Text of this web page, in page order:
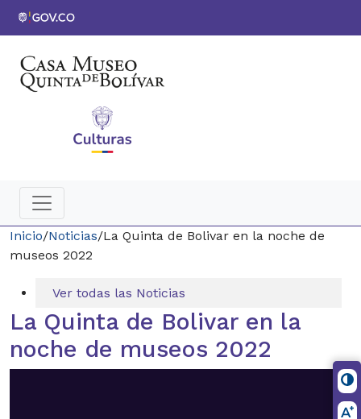
Inicio/Noticias/La Quinta de Bolivar en la noche de
museos 2022
Ver todas las Noticias
La Quinta de Bolivar en la
noche de museos 2022